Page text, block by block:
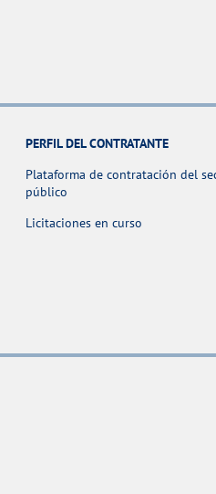
PERFIL DEL CONTRATANTE
Plataforma de contratación del
público
Licitaciones en curso